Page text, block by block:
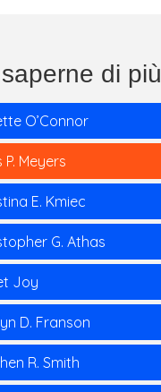
di più
O’Connor
P. Meyers
E. Kmiec
G. Athas
Joy
D. Franson
R. Smith